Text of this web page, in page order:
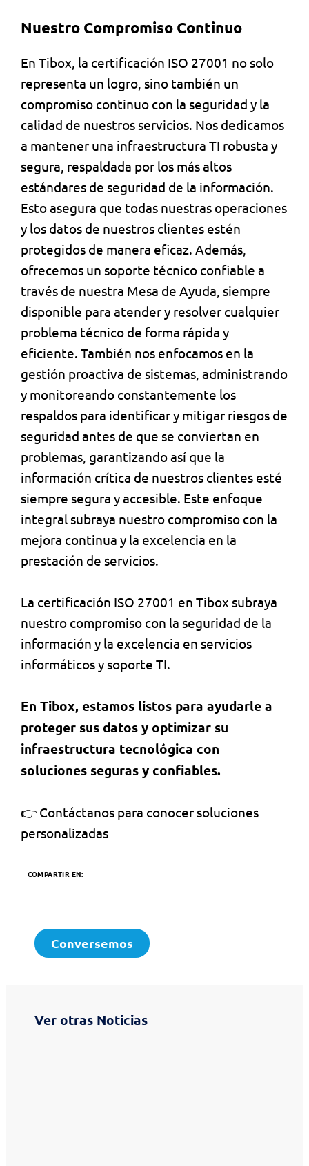
Nuestro Compromiso Continuo
En Tibox, la certificación ISO 27001 no solo
representa un logro, sino también un
compromiso continuo con la seguridad y la
calidad de nuestros servicios. Nos dedicamos
a mantener una infraestructura TI robusta y
segura, respaldada por los más altos
estándares de seguridad de la información.
Esto asegura que todas nuestras operaciones
y los datos de nuestros clientes estén
protegidos de manera eficaz. Además,
ofrecemos un soporte técnico confiable a
través de nuestra Mesa de Ayuda, siempre
disponible para atender y resolver cualquier
problema técnico de forma rápida y
eficiente. También nos enfocamos en la
gestión proactiva de sistemas, administrando
y monitoreando constantemente los
respaldos para identificar y mitigar riesgos de
seguridad antes de que se conviertan en
problemas, garantizando así que la
información crítica de nuestros clientes esté
siempre segura y accesible. Este enfoque
integral subraya nuestro compromiso con la
mejora continua y la excelencia en la
prestación de servicios.
La certificación ISO 27001 en Tibox subraya
nuestro compromiso con la seguridad de la
información y la excelencia en servicios
informáticos y soporte TI.
En Tibox, estamos listos para ayudarle a
proteger sus datos y optimizar su
infraestructura tecnológica con
soluciones seguras y confiables.
👉 Contáctanos para conocer soluciones
personalizadas
COMPARTIR EN:
Conversemos
Ver otras Noticias